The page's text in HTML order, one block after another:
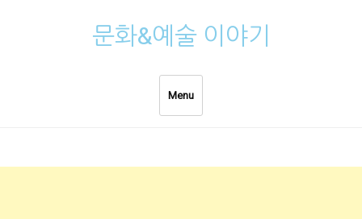
문화&예술 이야기
Menu